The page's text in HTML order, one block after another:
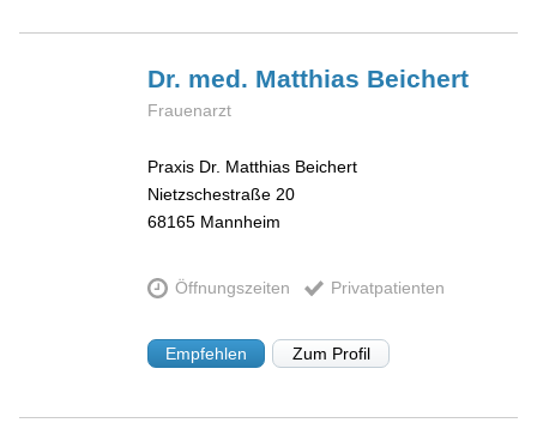
Dr. med. Matthias Beichert
Frauenarzt
Praxis Dr. Matthias Beichert
Nietzschestraße 20
68165 Mannheim
Öffnungszeiten Privatpatienten
Empfehlen Zum Profil